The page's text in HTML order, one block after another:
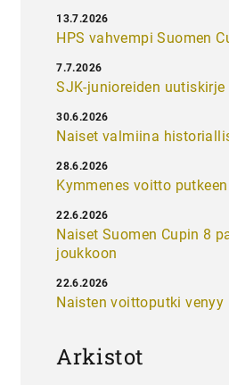
HPS vahvempi Suomen
13.7.2026
SJK-junioreiden uutiskirje
7.7.2026
Naiset valmiina
30.6.2026
Kymmenes voitto
28.6.2026
Naiset Suomen Cupin 8
joukkoon
22.6.2026
Naisten voittoputki venyy
22.6.2026
Arkistot